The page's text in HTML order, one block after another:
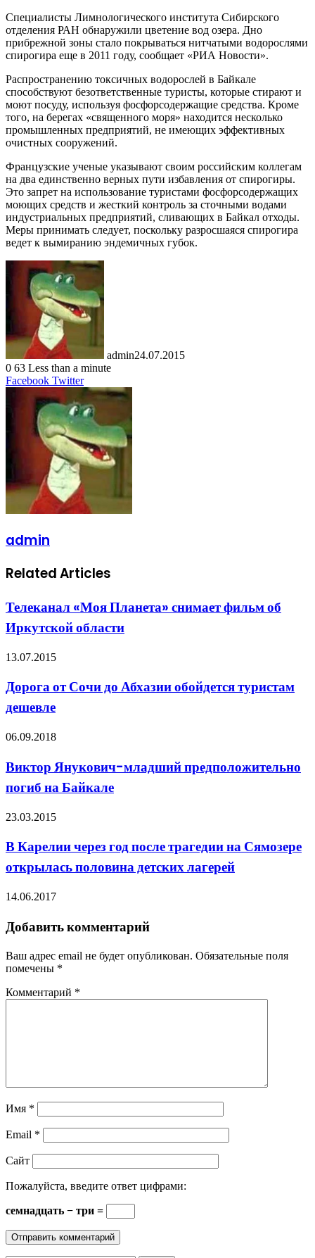
Специалисты Лимнологического института Сибирского
отделения РАН обнаружили цветение вод озера. Дно
прибрежной зоны стало покрываться нитчатыми водорослями
спирогира еще в 2011 году, сообщает «РИА Новости».
Распространению токсичных водорослей в Байкале
способствуют безответственные туристы, которые стирают и
моют посуду, используя фосфорсодержащие средства. Кроме
того, на берегах «священного моря» находится несколько
промышленных предприятий, не имеющих эффективных
очистных сооружений.
Французские ученые указывают своим российским коллегам
на два единственно верных пути избавления от спирогиры.
Это запрет на использование туристами фосфорсодержащих
моющих средств и жесткий контроль за сточными водами
индустриальных предприятий, сливающих в Байкал отходы.
Меры принимать следует, поскольку разросшаяся спирогира
ведет к вымиранию эндемичных губок.
admin24.07.2015
0 63 Less than a minute
Facebook TwitterLinkedIn
Tumblr
Pinterest
Reddit
VKontakte
Share
via
Email
Print
admin
Related Articles
Телеканал «Моя Планета» снимает фильм об
Иркутской области
13.07.2015
Дорога от Сочи до Абхазии обойдется туристам
дешевле
06.09.2018
Виктор Янукович-младший предположительно
погиб на Байкале
23.03.2015
В Карелии через год после трагедии на Сямозере
открылась половина детских лагерей
14.06.2017
Добавить комментарий
Ваш адрес email не будет опубликован. Обязательные поля
помечены *
Комментарий *
Имя *
Email *
Сайт
Пожалуйста, введите ответ цифрами:
семнадцать − три =